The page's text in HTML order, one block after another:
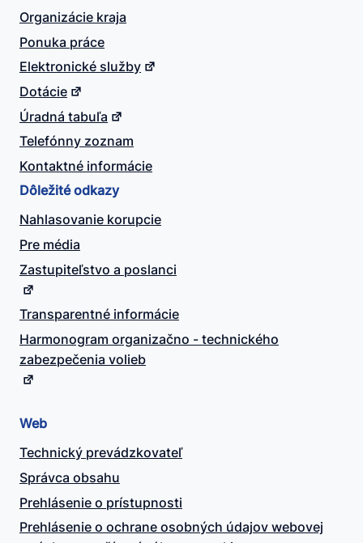
Organizácie kraja
Ponuka práce
Elektronické služby
Dotácie
Úradná tabuľa
Telefónny zoznam
Kontaktné informácie
Dôležité odkazy
Nahlasovanie korupcie
Pre média
Zastupiteľstvo a poslanci
Transparentné informácie
Harmonogram organizačno - technického
zabezpečenia volieb
Web
Technický prevádzkovateľ
Správca obsahu
Prehlásenie o prístupnosti
Prehlásenie o ochrane osobných údajov webovej